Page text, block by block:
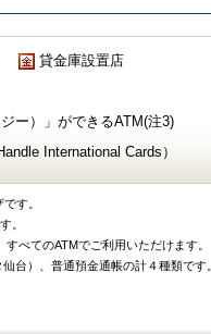
貸金庫設置店
ー）」ができるATM(注3)
International Cards）
す。
。
べてのATMでご利用いただけます。
台）、普通預金通帳の計４種類です。